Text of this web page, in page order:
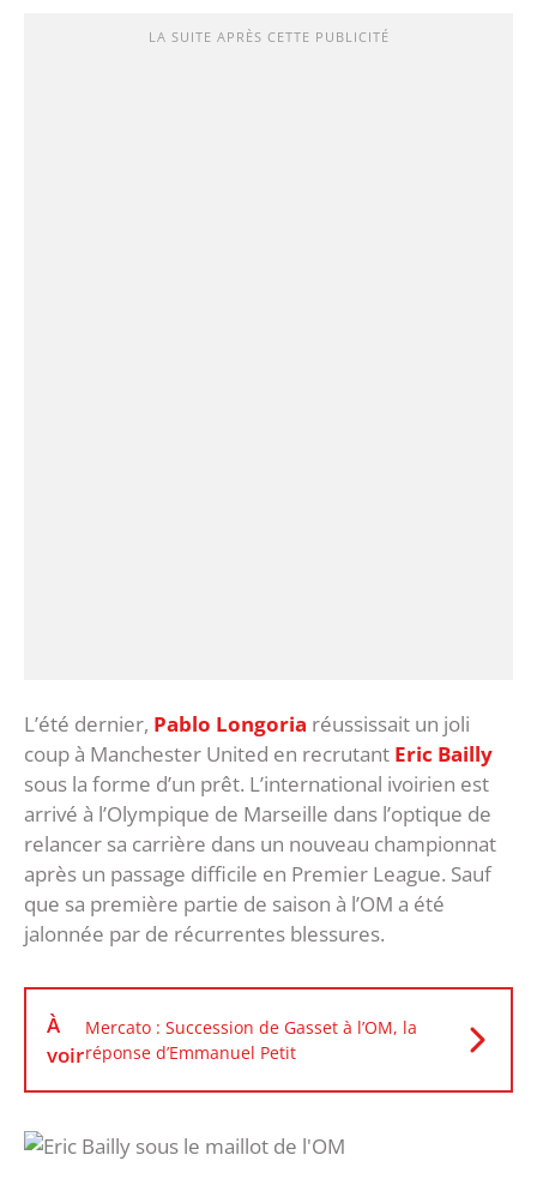
LA SUITE APRÈS CETTE PUBLICITÉ
L’été dernier, Pablo Longoria réussissait un joli
coup à Manchester United en recrutant Eric Bailly
sous la forme d’un prêt. L’international ivoirien est
arrivé à l’Olympique de Marseille dans l’optique de
relancer sa carrière dans un nouveau championnat
après un passage difficile en Premier League. Sauf
que sa première partie de saison à l’OM a été
jalonnée par de récurrentes blessures.
À
voir
Mercato : Succession de Gasset à l’OM, la
réponse d’Emmanuel Petit